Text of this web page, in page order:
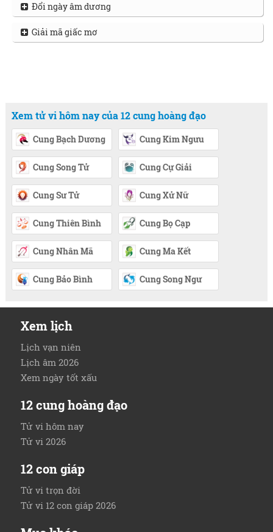
Đổi ngày âm dương
Giải mã giấc mơ
Xem tử vi hôm nay của 12 cung hoàng đạo
Cung Bạch Dương Cung Kim Ngưu
Cung Song Tử Cung Cự Giải
Cung Sư Tử Cung Xử Nữ
Cung Thiên Bình Cung Bọ Cạp
Cung Nhân Mã Cung Ma Kết
Cung Bảo Bình Cung Song Ngư
Xem lịch
Lịch vạn niên
Lịch âm 2026
Xem ngày tốt xấu
12 cung hoàng đạo
Tử vi hôm nay
Tử vi 2026
12 con giáp
Tử vi trọn đời
Tử vi 12 con giáp 2026